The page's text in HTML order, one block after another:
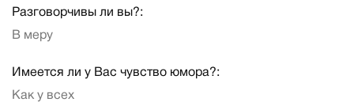
Разговорчивы ли вы?:
В меру
Имеется ли у Вас чувство юмора?:
Как у всех